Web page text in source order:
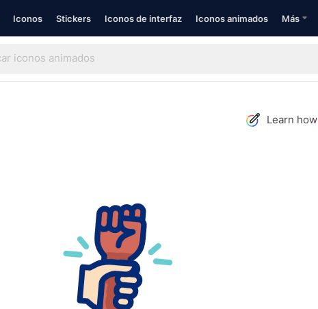
Iconos Stickers Iconos de interfaz Iconos animados Más
Learn how